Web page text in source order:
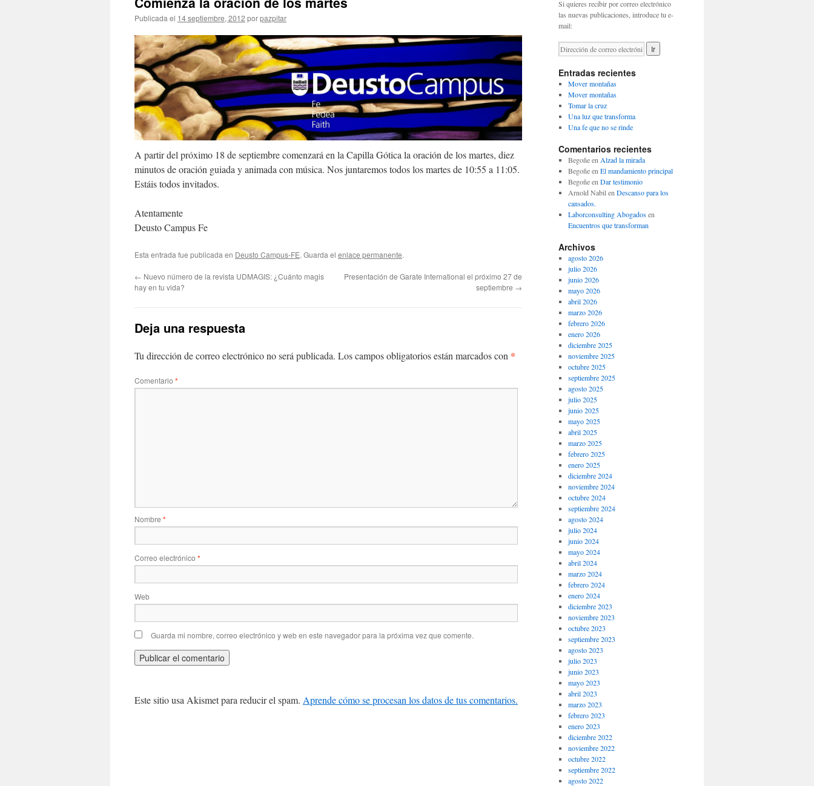
Publicada el 14 septiembre, 2012 porpazpitar
A partir del próximo 18 de septiembre comenzará en la Capilla Gótica la oración de los martes, diez
minutos de oración guiada y animada con música. Nos juntaremos todos los martes de 10:55 a 11:05.
Estáis todos invitados.
Atentamente
Deusto Campus Fe
Esta entrada fue publicada en Deusto Campus-FE. Guarda el enlace permanente.
← Nuevo número de la revista UDMAGIS: ¿Cuánto magis
hay en tu vida?
Presentación de Garate International el próximo 27 de
septiembre →
Deja una respuesta
Tu dirección de correo electrónico no será publicada. Los campos obligatorios están marcados con *
Comentario *
Nombre *
Correo electrónico *
Web
Guarda mi nombre, correo electrónico y web en este navegador para la próxima vez que comente.
Este sitio usa Akismet para reducir el spam. Aprende cómo se procesan los datos de tus comentarios.
Si quieres recibir por correo electrónico
las nuevas publicaciones, introduce tu e-
mail:
Entradas recientes
Mover montañas
Mover montañas
Tomar la cruz
Una luz que transforma
Una fe que no se rinde
Comentarios recientes
Begoñeen Alzad la mirada
Begoñeen El mandamiento principal
Begoñeen Dar testimonio
Arnold Nabilen Descanso para los
cansados.
Laborconsulting Abogadosen
Encuentros que transforman
Archivos
agosto 2026
julio 2026
junio 2026
mayo 2026
abril 2026
marzo 2026
febrero 2026
enero 2026
diciembre 2025
noviembre 2025
octubre 2025
septiembre 2025
agosto 2025
julio 2025
junio 2025
mayo 2025
abril 2025
marzo 2025
febrero 2025
enero 2025
diciembre 2024
noviembre 2024
octubre 2024
septiembre 2024
agosto 2024
julio 2024
junio 2024
mayo 2024
abril 2024
marzo 2024
febrero 2024
enero 2024
diciembre 2023
noviembre 2023
octubre 2023
septiembre 2023
agosto 2023
julio 2023
junio 2023
mayo 2023
abril 2023
marzo 2023
febrero 2023
enero 2023
diciembre 2022
noviembre 2022
octubre 2022
septiembre 2022
agosto 2022